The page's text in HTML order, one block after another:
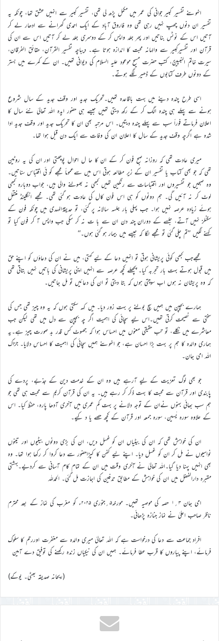
انہوںنے تفسیر کبیر جوانی کی عمر میں مکمل پڑھ لی تھی، تفسیر کبیر سے انہیں عشق تھا، چونکہ یہ
تفسیر ان دنوں چھپ نہیں رہی تھی وہ فاروق آباد کے ایک احمدی گھرانے سے ادھار لے کر
آتیں اس کے نوٹس بناتیں اور پھر جلد واپس کر کے دوسری جلد لے کر آتیں اس سے ان کی
قرآن اور تفسیرکبیر سے والہانہ محبت کا اندازہ ہوتا ہے۔ دیباچہ تفسیر القرآن، حقائق الفرقان،
سیرت خاتم النبیینؐ، کتب حضرت مسیح موعود علیہ السلام کی دیوانی تھیں۔ ان کے کمرے میں بستر
کے دونوں طرف کتابوں کے ڈھیر لگے ہوتے۔
اسی طرح چندہ دینے میں بہت باقاعدہ تھیں۔تحریک جدید اور وقف جدید کے سال شروع
ہونے سے پہلے ہی چندہ الگ کر کے رکھ دیتی تھیں جیسے ہی حضور ایدہ اللہ تعالیٰ نئے سال کا
اعلان فرماتے فوراً سب سے پہلے چندہ دیتیں۔ اس مرتبہ بھی ان کا تحریک جدید اور وقف جدید ادا
شدہ ہے اگرچہ وقف جدید کے سال کا اعلان ان کی وفات سے ایک دن قبل ہوا تھا۔
میری عادت تھی کہ روزانہ صبح فون کر کے ان کا حا ل احوال پوچھتی اور ان کی یہ روٹین
تھی کہ جو بھی کتاب یا تفسیر ان کے زیر مطالعہ ہوتی اس میں سےعموماً مجھے کو ئی اقتباس سناتیں۔
وہ صبحیں جو تفسیروں اور اقتباسات سے رنگین تھیں کبھی نہ بھولنے والی ہیں، جواب دوبارہ کبھی
لوٹ کر نہ آئیں گی۔ ہم دونوں کو ہی اس فون کال کی عادت ہو گئی تھی۔ مجھے انگلینڈ منتقل
ہوئے زیادہ عرصہ نہیں ہوا۔ جب پہلی بار جلسہ سالانہ پر گئی، تو حدیقۃالمہدی میں چونکہ فون کے
سگنلز نہیں آتے، جلسے کے دوران چند دن ان سے با ت نہ کر سکی جب واپس آ کر فون کیا تو
کہنے لگیں ’’تم چلی گئی تو مجھے لگا کہ جیسے میں بیمار ہو گئی ہوں۔‘‘
مجھےجب کبھی کوئی پریشانی ہوتی تو انہیں دعا کے لیے کہتی، میں نے ان کی دعاؤں کو اپنے حق
میں قبول ہوتے بہت بار تجربہ کیا۔ پچھلے کچھ عرصہ سے انہیں اپنی پریشانی کی باتیں نہیں بتاتی تھی
کہ وہ پریشان نہ ہوں اب سوچتی ہوں کہ بتا دیتی تو ان کی دعائیں تو مل جاتیں۔
ہمارے بچپن میں ہمیں سچ بولنے پر بہت زور دیا۔ میں کہہ سکتی ہوں کہ یہ وہ چیز تھی جس کی
سختی سے نصیحت کرتی تھیں۔اس لیے سچائی کی اہمیت اگر چہ بچپن سے دل میں تھی لیکن جب
معاشرے میں نکلے، تو تب حقیقی معنوں میں احساس ہوا کہ جھوٹ کس قدر بد صورت چیز ہے۔یہ
ہماری والدہ کا ہم پر بہت بڑا احسان ہے، جو انہوںنے ہمیں سچائی کی اہمیت کا احساس دلایا۔ جزاک
اللہ امی جان۔
جو بھی لوگ تعزیت کے لیے آرہے ہیں وہ ان کے خدمت دین کے جذبے، پردے کی
پابندی اور قرآن سے محبت کا بہت ذکر کر رہے ہیں۔ یہ ان کی قرآن کریم سے محبت ہی تھی جو
ہم سب بھائی بہنوں نےان کے توجہ دلانے پر بہت کم عمری میں آخری آدھا پارہ، حفظ کیا۔ اس
کے علاوہ سورہ یٰسین، سورہ جمعہ اور قرآن کے کچھ حصے یا د کیے۔
ان کی خواہش تھی کہ ان کی بیٹیاں ان کو غسل دیں، ان کی بڑی دونوں بیٹیوں اور تینوں
نواسیوں نے مل کر ان کو غسل دیا۔ اپنے لیے کفن کا کپڑاحضور سے دعا کروا کر رکھا ہوا تھا۔ وہ
بھی انہیں پہنا دیا گیا۔اللہ تعالیٰ نے آخری وقت میں ان کے تمام کام آسانی سے کردیے۔بہشتی
مقبرہ دارالفضل میں ان کی خواہش کے مطابق تدفین کی اجازت مل گئی۔ الحمدللہ
امی جان ۳؍۱ حصہ کی موصیہ تھیں۔ مورخہ۵؍جنوری ۲۰۲۵ء کو مغرب کی نماز کے بعد محترم
ناظر صاحب اعلیٰ نے نماز جنازہ پڑھائی۔
افراد جماعت سے دعا کی درخواست ہے کہ اللہ تعالیٰ میری والدہ سے مغفرت اوررحم کا سلوک
فرمائے، اپنے پیاروں کا قرب عطا فرمائے۔ ہمیں ان کی نیکیاں زندہ رکھنے کی توفیق دے آمین
(ریحانہ صدیقہ بھٹی۔ یوکے)